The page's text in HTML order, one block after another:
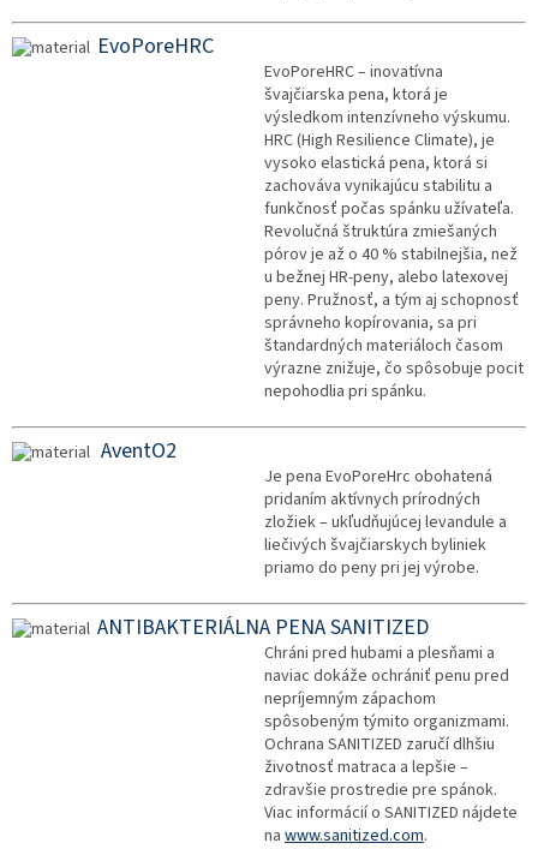
EvoPoreHRC
EvoPoreHRC – inovatívna
švajčiarska pena, ktorá je
výsledkom intenzívneho výskumu.
HRC (High Resilience Climate), je
vysoko elastická pena, ktorá si
zachováva vynikajúcu stabilitu a
funkčnosť počas spánku užívateľa.
Revolučná štruktúra zmiešaných
pórov je až o 40 % stabilnejšia, než
u bežnej HR-peny, alebo latexovej
peny. Pružnosť, a tým aj schopnosť
správneho kopírovania, sa pri
štandardných materiáloch časom
výrazne znižuje, čo spôsobuje pocit
nepohodlia pri spánku.
AventO2
Je pena EvoPoreHrc obohatená
pridaním aktívnych prírodných
zložiek – ukľudňujúcej levandule a
liečivých švajčiarskych byliniek
priamo do peny pri jej výrobe.
ANTIBAKTERIÁLNA PENA SANITIZED
Chráni pred hubami a plesňami a
naviac dokáže ochrániť penu pred
nepríjemným zápachom
spôsobeným týmito organizmami.
Ochrana SANITIZED zaručí dlhšiu
životnosť matraca a lepšie –
zdravšie prostredie pre spánok.
Viac informácií o SANITIZED nájdete
na www.sanitized.com.